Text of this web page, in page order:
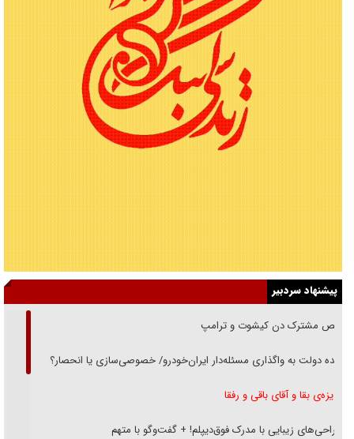
پیشنهاد سردبیر
رقص مشترک دن کیشوت و ترامپ
دنده دولت به واگذاری مسئله‌دار ایران‌خودرو/ خصوصی‌سازی یا انحصار؟
غریزه‌ی بقا و آقای باقی و رفقا
جراحی‌های زیبایی با مدرک فوق‌دیپلم! + گفت‌وگو با متهم